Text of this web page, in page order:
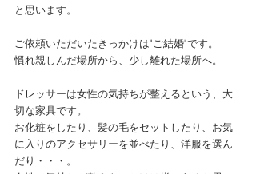
と思います。
ご依頼いただいたきっかけは"ご結婚"です。
慣れ親しんだ場所から、少し離れた場所へ。
ドレッサーは女性の気持ちが整えるという、大
切な家具です。
お化粧をしたり、髪の毛をセットしたり、お気
に入りのアクセサリーを並べたり、洋服を選ん
だり・・・。